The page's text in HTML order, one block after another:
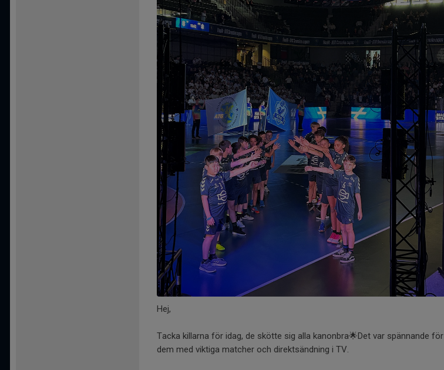
Hej,
Tacka killarna för idag, de skötte sig alla kanonbra🌟Det var spännande för
dem med viktiga matcher och direktsändning i TV.